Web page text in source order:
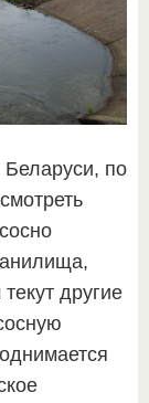
Беларуси, по
другие